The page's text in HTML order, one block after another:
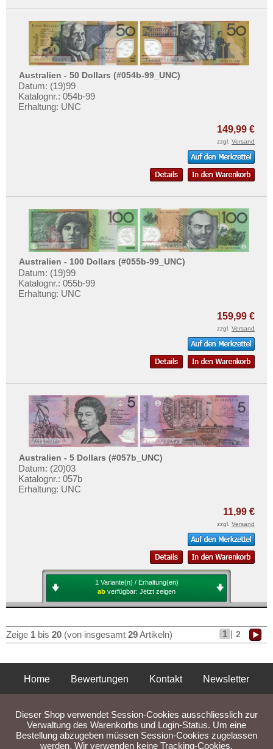
Australien - 50 Dollars (#054b-99_UNC)
Datum: (19)99
Katalognr.: 054b-99
Erhaltung: UNC
149,99 €
zzgl. Versand
Australien - 100 Dollars (#055b-99_UNC)
Datum: (19)99
Katalognr.: 055b-99
Erhaltung: UNC
159,99 €
zzgl. Versand
Australien - 5 Dollars (#057b_UNC)
Datum: (20)03
Katalognr.: 057b
Erhaltung: UNC
11,99 €
zzgl. Versand
1 Variante(n) / Erhaltung(en)
ab verfügbar: Jetzt zeigen
Zeige 1 bis 20 (von insgesamt 29Artikeln) 1 | 2
Home Bewertungen Kontakt
Newsletter
Liefer- und Versandkosten
Dieser Shop verwendet Session-Cookies ausschliesslich zur
Verwaltung des Warenkorbs und Login-Status. Um eine
Bestellung abzugeben müssen Session-Cookies zugelassen
werden. Wir verwenden keine Tracking-Cookies.